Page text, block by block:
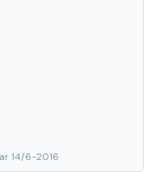
14/6-2016